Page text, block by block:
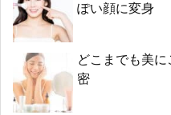
ぽい顔に変身
どこまでも美
密